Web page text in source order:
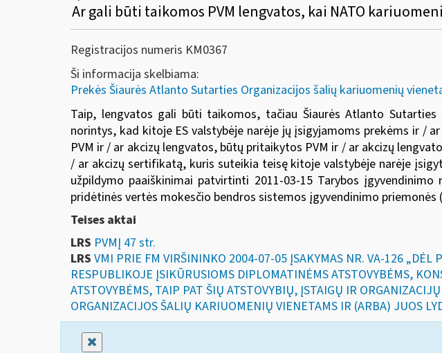
Ar gali būti taikomos PVM lengvatos, kai NATO
Registracijos numeris KM0367
Ši informacija skelbiama:
Prekės Šiaurės Atlanto Sutarties Organizacijos šalių kariuomenių
Taip, lengvatos gali būti taikomos, tačiau Šiaurės Atlanto
norintys, kad kitoje ES valstybėje narėje jų įsigyjamoms prekėms ir /
PVM ir / ar akcizų lengvatos, būtų pritaikytos PVM ir / ar akcizų
/ ar akcizų sertifikatą, kuris suteikia teisę kitoje valstybėje narėje
užpildymo paaiškinimai patvirtinti 2011-03-15 Tarybos
pridėtinės vertės mokesčio bendros sistemos įgyvendinimo priemonės
Teises aktai
LRS PVMĮ 47 str.
LRS VMI PRIE FM VIRŠININKO 2004-07-05 ĮSAKYMAS NR. VA-126
RESPUBLIKOJE ĮSIKŪRUSIOMS DIPLOMATINĖMS ATSTOVYBĖMS,
ATSTOVYBĖMS, TAIP PAT ŠIŲ ATSTOVYBIŲ, ĮSTAIGŲ IR
ORGANIZACIJOS ŠALIŲ KARIUOMENIŲ VIENETAMS IR (ARBA) JUOS